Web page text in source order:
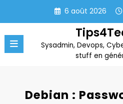
contenu
6 août 2026
Sysadmin, Devops,
stuff en
Debian :